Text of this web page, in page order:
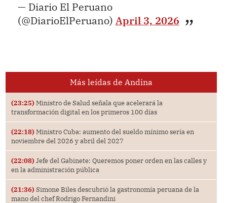
— Diario El Peruano
(@DiarioElPeruano) April 3, 2026
Más leídas de Andina
(23:25) Ministro de Salud señala que acelerará la
transformación digital en los primeros 100 días
(22:18) Ministro Cuba: aumento del sueldo mínimo sería en
noviembre del 2026 y abril del 2027
(22:08) Jefe del Gabinete: Queremos poner orden en las calles y
en la administración pública
(21:36) Simone Biles descubrió la gastronomía peruana de la
mano del chef Rodrigo Fernandini